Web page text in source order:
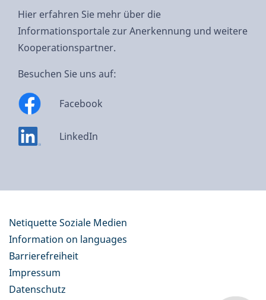
Hier erfahren Sie mehr über die
Informationsportale zur Anerkennung und weitere
Kooperationspartner.
Besuchen Sie uns auf:
Facebook
LinkedIn
Netiquette Soziale Medien
Information on languages
Barrierefreiheit
Impressum
Datenschutz